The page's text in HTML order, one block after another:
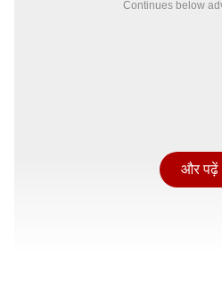
Continues below
और पढ़ें